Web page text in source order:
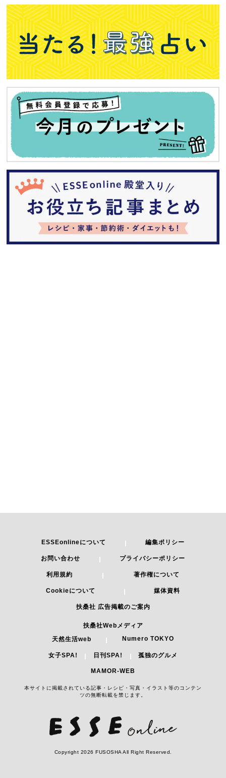
ESSEonlineについて
お問い合わせ プライバシーポリシー
利用規約 著作権について
Cookieについて
扶桑社 広告掲載のご案内
天然生活web
Numero TOKYO
女子SPA! 日刊SPA! 孤独のグルメ
MAMOR-WEB